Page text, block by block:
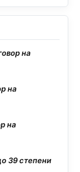
на
на
на
39 степени